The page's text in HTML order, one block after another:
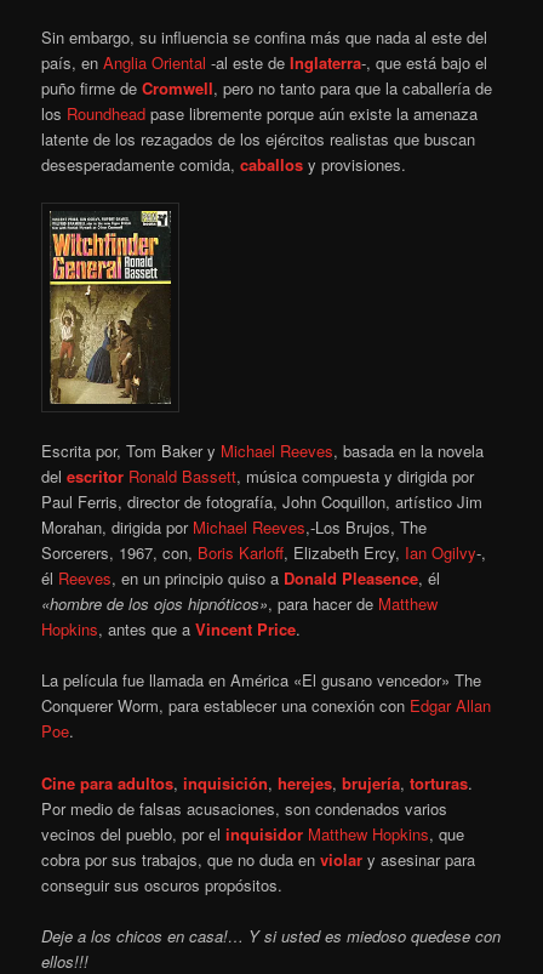
Sin embargo, su influencia se confina más que nada al este del
país, enAnglia Oriental -al este deInglaterra-, que está bajo el
puño firme deCromwell, pero no tanto para que la caballería de
los Roundhead pase libremente porque aún existe la amenaza
latente de los rezagados de los ejércitos realistas que buscan
desesperadamente comida,caballos y provisiones.
Escrita por, Tom Baker y Michael Reeves, basada en la novela
delescritor Ronald Bassett, música compuesta y dirigida por
Paul Ferris, director de fotografía, John Coquillon, artístico Jim
Morahan, dirigida por Michael Reeves,-Los Brujos, The
Sorcerers, 1967, con, Boris Karloff, Elizabeth Ercy, Ian Ogilvy-,
él Reeves, en un principio quiso a Donald Pleasence, él
«hombre de los ojos hipnóticos», para hacer de Matthew
Hopkins, antes que aVincent Price.
La película fue llamada en América «El gusano vencedor» The
Conquerer Worm, para establecer una conexión con Edgar Allan
Poe.
Cine para adultos,inquisición,herejes,brujería,torturas.
Por medio de falsas acusaciones, son condenados varios
vecinos del pueblo, por elinquisidor Matthew Hopkins, que
cobra por sus trabajos, que no duda enviolar y asesinar para
conseguir sus oscuros propósitos.
Deje a los chicos en casa!… Y si usted es miedoso quedese con
ellos!!!